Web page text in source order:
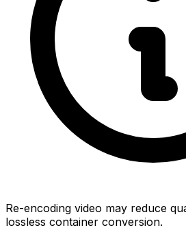
Re-encoding video may reduce
lossless container conversion.